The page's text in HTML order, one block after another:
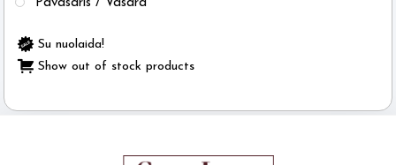
Pavasaris / Vasara
Su nuolaida!
Show out of stock products